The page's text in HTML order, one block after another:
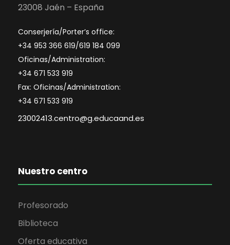
23008 Jaén – España
Conserjería/Porter’s office:
+34 953 366 619/619 184 099
Oficinas/Administration:
+34 671 533 919
Fax: Oficinas/Administration:
+34 671 533 919
23002413.centro@g.educaand.es
Nuestro centro
Profesorado
Biblioteca
Oferta educativa